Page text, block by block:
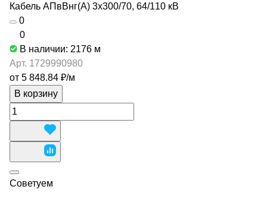
Кабель АПвВнг(А) 3х300/70, 64/110 кВ
0
0
В наличии: 2176 м
Арт. 1729990980
от 5 848.84 ₽/м
В корзину
Советуем